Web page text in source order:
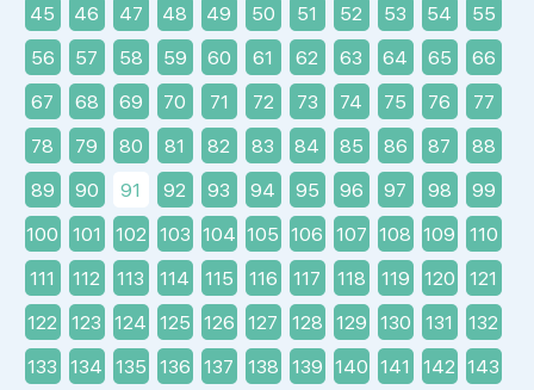
45
46 47 48 49 50 51 52 53 54
55
56
57 58 59 60 61 62 63 64 65
66
67
68 69 70 71 72 73 74 75 76
77
78
79 80 81 82 83 84 85 86 87
88
89
90 91 92 93 94 95 96 97 98
99
100
101 102 103 104 105 106 107 108 109
110
111
112 113 114 115 116 117 118 119 120
121
122
123 124 125 126 127 128 129 130 131
132
133
134 135 136 137 138 139 140 141 142 143